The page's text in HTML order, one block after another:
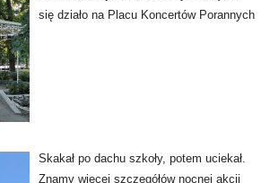
się działo na Placu Koncertów Porannych
Skakał po dachu szkoły, potem uciekał.
Znamy więcej szczegółów nocnej akcji